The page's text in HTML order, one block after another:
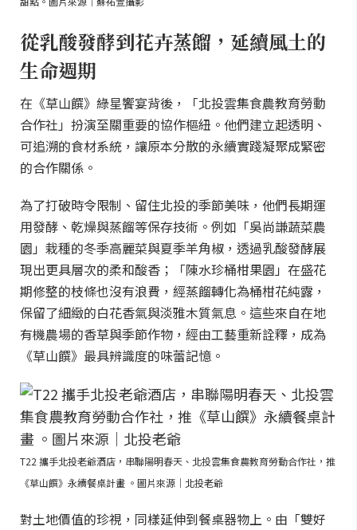
從乳酸發酵到花卉蒸餾，延續風土的
生命週期
在《草山饌》綠星饗宴背後，「北投雲集食農教育勞動
合作社」扮演至關重要的協作樞紐。他們建立起透明、
可追溯的食材系統，讓原本分散的永續實踐凝聚成緊密
的合作關係。
為了打破時令限制、留住北投的季節美味，他們長期運
用發酵、乾燥與蒸餾等保存技術。例如「吳尚謙蔬菜農
園」栽種的冬季高麗菜與夏季羊角椒，透過乳酸發酵展
現出更具層次的柔和酸香；「陳水珍桶柑果園」在盛花
期修整的枝條也沒有浪費，經蒸餾轉化為桶柑花純露，
保留了細緻的白花香氣與淡雅木質氣息。這些來自在地
有機農場的香草與季節作物，經由工藝重新詮釋，成為
《草山饌》最具辨識度的味蕾記憶。
T22 攜手北投老爺酒店，串聯陽明春天、北投雲集食農教育勞動合作社，推
《草山饌》永續餐桌計畫 。圖片來源｜北投老爺
對土地價值的珍視，同樣延伸到餐桌器物上。由「雙好